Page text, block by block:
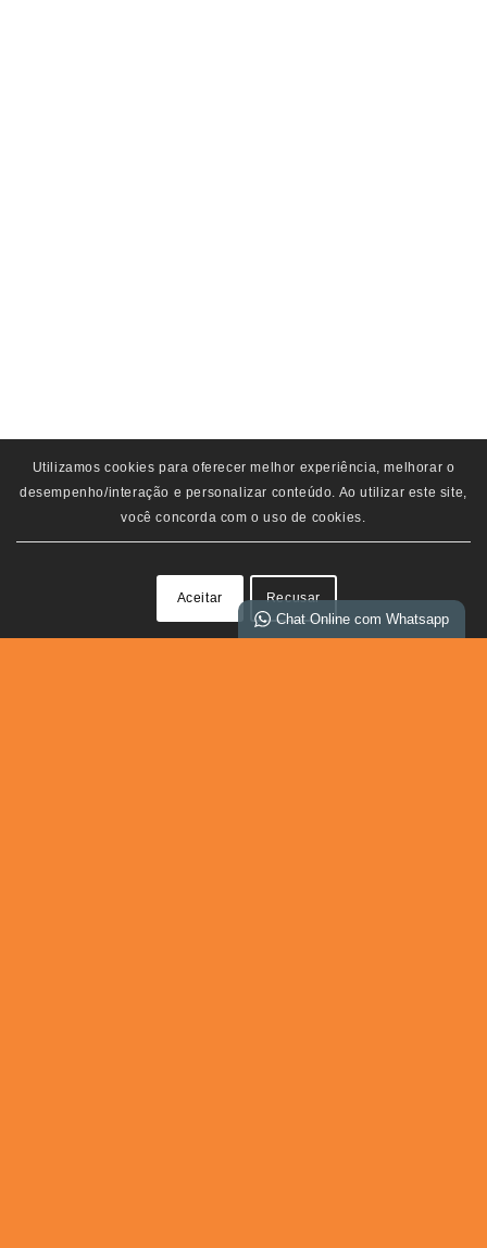
Utilizamos cookies para oferecer melhor experiência, melhorar o
desempenho/interação e personalizar conteúdo. Ao utilizar este site,
você concorda com o uso de cookies.
Aceitar Recusar
Chat Online com Whatsapp